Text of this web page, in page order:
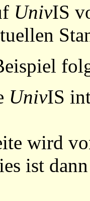
UnivIS
UnivIS
wird
ist